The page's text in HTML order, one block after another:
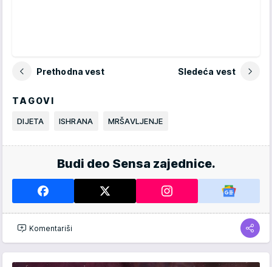
Prethodna vest Sledeća vest
TAGOVI
DIJETA ISHRANA MRŠAVLJENJE
Budi deo Sensa zajednice.
Komentariši